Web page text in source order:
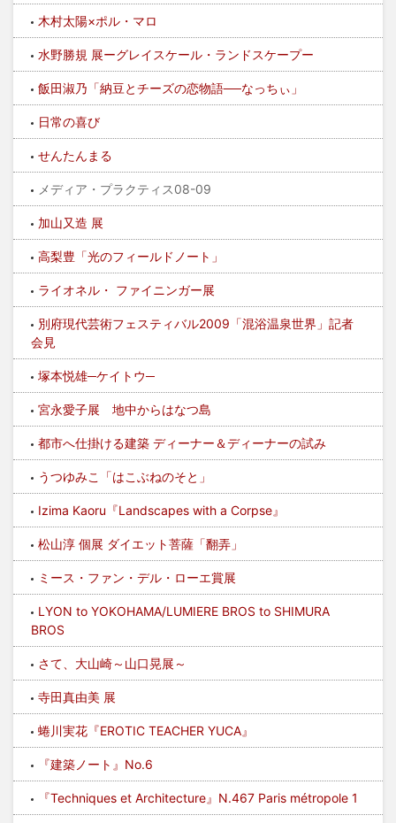
木村太陽×ポル・マロ
水野勝規 展ーグレイスケール・ランドスケープー
飯田淑乃「納豆とチーズの恋物語──なっちぃ」
日常の喜び
せんたんまる
メディア・プラクティス08-09
加山又造 展
高梨豊「光のフィールドノート」
ライオネル・ ファイニンガー展
別府現代芸術フェスティバル2009「混浴温泉世界」記者
会見
塚本悦雄─ケイトウ─
宮永愛子展 地中からはなつ島
都市へ仕掛ける建築 ディーナー＆ディーナーの試み
うつゆみこ「はこぶねのそと」
Izima Kaoru『Landscapes with a Corpse』
松山淳 個展 ダイエット菩薩「翻弄」
ミース・ファン・デル・ローエ賞展
LYON to YOKOHAMA/LUMIERE BROS to SHIMURA
BROS
さて、大山崎～山口晃展～
寺田真由美 展
蜷川実花『EROTIC TEACHER YUCA』
『建築ノート』No.6
『Techniques et Architecture』N.467 Paris métropole 1